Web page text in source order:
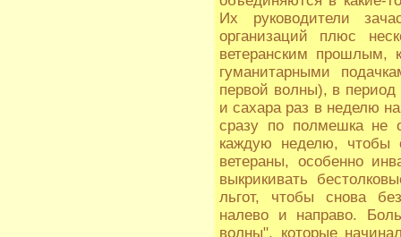
Их руководители
организаций плюс
ветеранским прошлым,
гуманитарными
первой волны), в период
и сахара раз в неделю
сразу по полмешка не
каждую неделю, чтобы
ветераны, особенно
выкрикивать
льгот, чтобы снова
налево и направо.
волны", которые